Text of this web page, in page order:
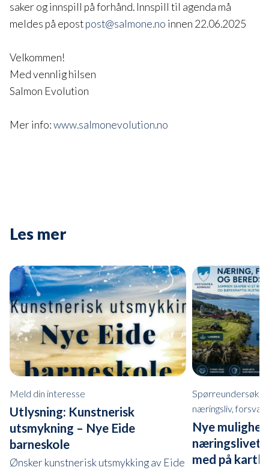
saker og innspill på forhånd. Innspill til agenda må
meldes på epostpost@salmone.no innen 22.06.2025
Velkommen!
Med vennlig hilsen
Salmon Evolution
Mer info:www.salmonevolution.no
Les mer
Meld din interesse
Utlysning: Kunstnerisk
utsmykning – Nye Eide
barneskole
Ønsker kunstnerisk utsmykking av Eide
næringsliv, forsvar
Nye
næringslivet i
med på